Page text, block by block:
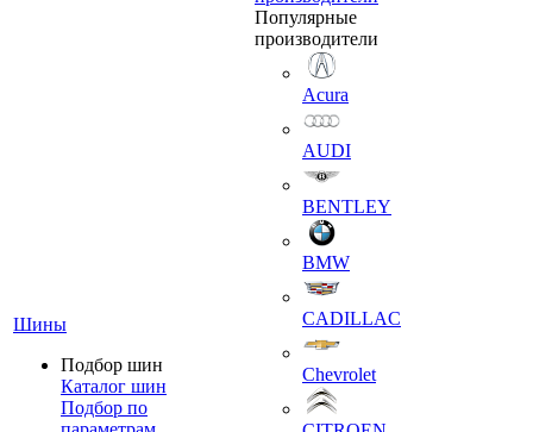
Шины
Подбор шин
Каталог шин
Подбор по
Популярные
производители
Acura
AUDI
BENTLEY
BMW
CADILLAC
Chevrolet